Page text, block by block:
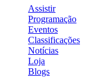
Assistir
Programação
Eventos
Classificações
Notícias
Loja
Blogs